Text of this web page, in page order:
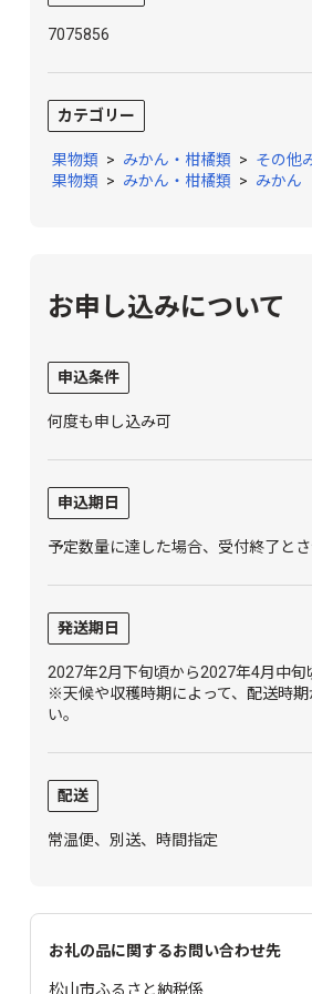
7075856
カテゴリー
果物類 > みかん・柑橘類 > その他
果物類 > みかん・柑橘類 > みかん
お申し込みについて
申込条件
何度も申し込み可
申込期日
予定数量に達した場合、受付終了とさ
発送期日
2027年2月下旬頃から2027年4月中旬
※天候や収穫時期によって、配送時
い。
配送
常温便、別送、時間指定
お礼の品に関するお問い合わせ先
松山市ふるさと納税係